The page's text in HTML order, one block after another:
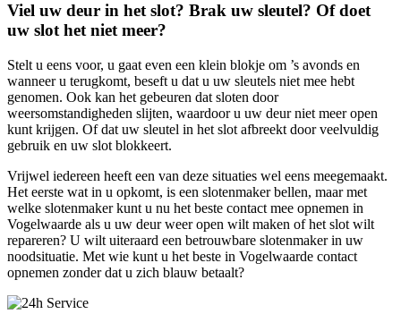
Viel uw deur in het slot? Brak uw sleutel? Of doet
uw slot het niet meer?
Stelt u eens voor, u gaat even een klein blokje om ’s avonds en
wanneer u terugkomt, beseft u dat u uw sleutels niet mee hebt
genomen. Ook kan het gebeuren dat sloten door
weersomstandigheden slijten, waardoor u uw deur niet meer open
kunt krijgen. Of dat uw sleutel in het slot afbreekt door veelvuldig
gebruik en uw slot blokkeert.
Vrijwel iedereen heeft een van deze situaties wel eens meegemaakt.
Het eerste wat in u opkomt, is een slotenmaker bellen, maar met
welke slotenmaker kunt u nu het beste contact mee opnemen in
Vogelwaarde als u uw deur weer open wilt maken of het slot wilt
repareren? U wilt uiteraard een betrouwbare slotenmaker in uw
noodsituatie. Met wie kunt u het beste in Vogelwaarde contact
opnemen zonder dat u zich blauw betaalt?